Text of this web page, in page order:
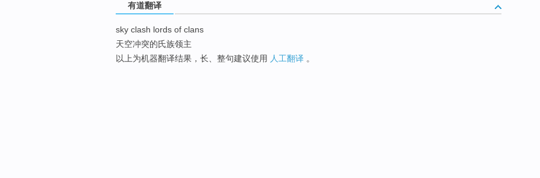
有道翻译
sky clash lords of clans
天空冲突的氏族领主
以上为机器翻译结果，长、整句建议使用 人工翻译 。